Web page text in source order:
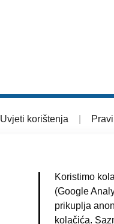
Uvjeti korištenja
Koristimo
(Google
prikuplja
kolačića.